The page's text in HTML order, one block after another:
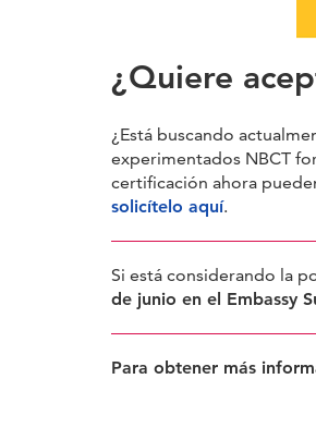
¿Quiere
¿Está buscando
experimentados NBCT
certificación ahora
solicítelo aquí.
Si está considerando la
de junio en el Embassy
Para obtener más